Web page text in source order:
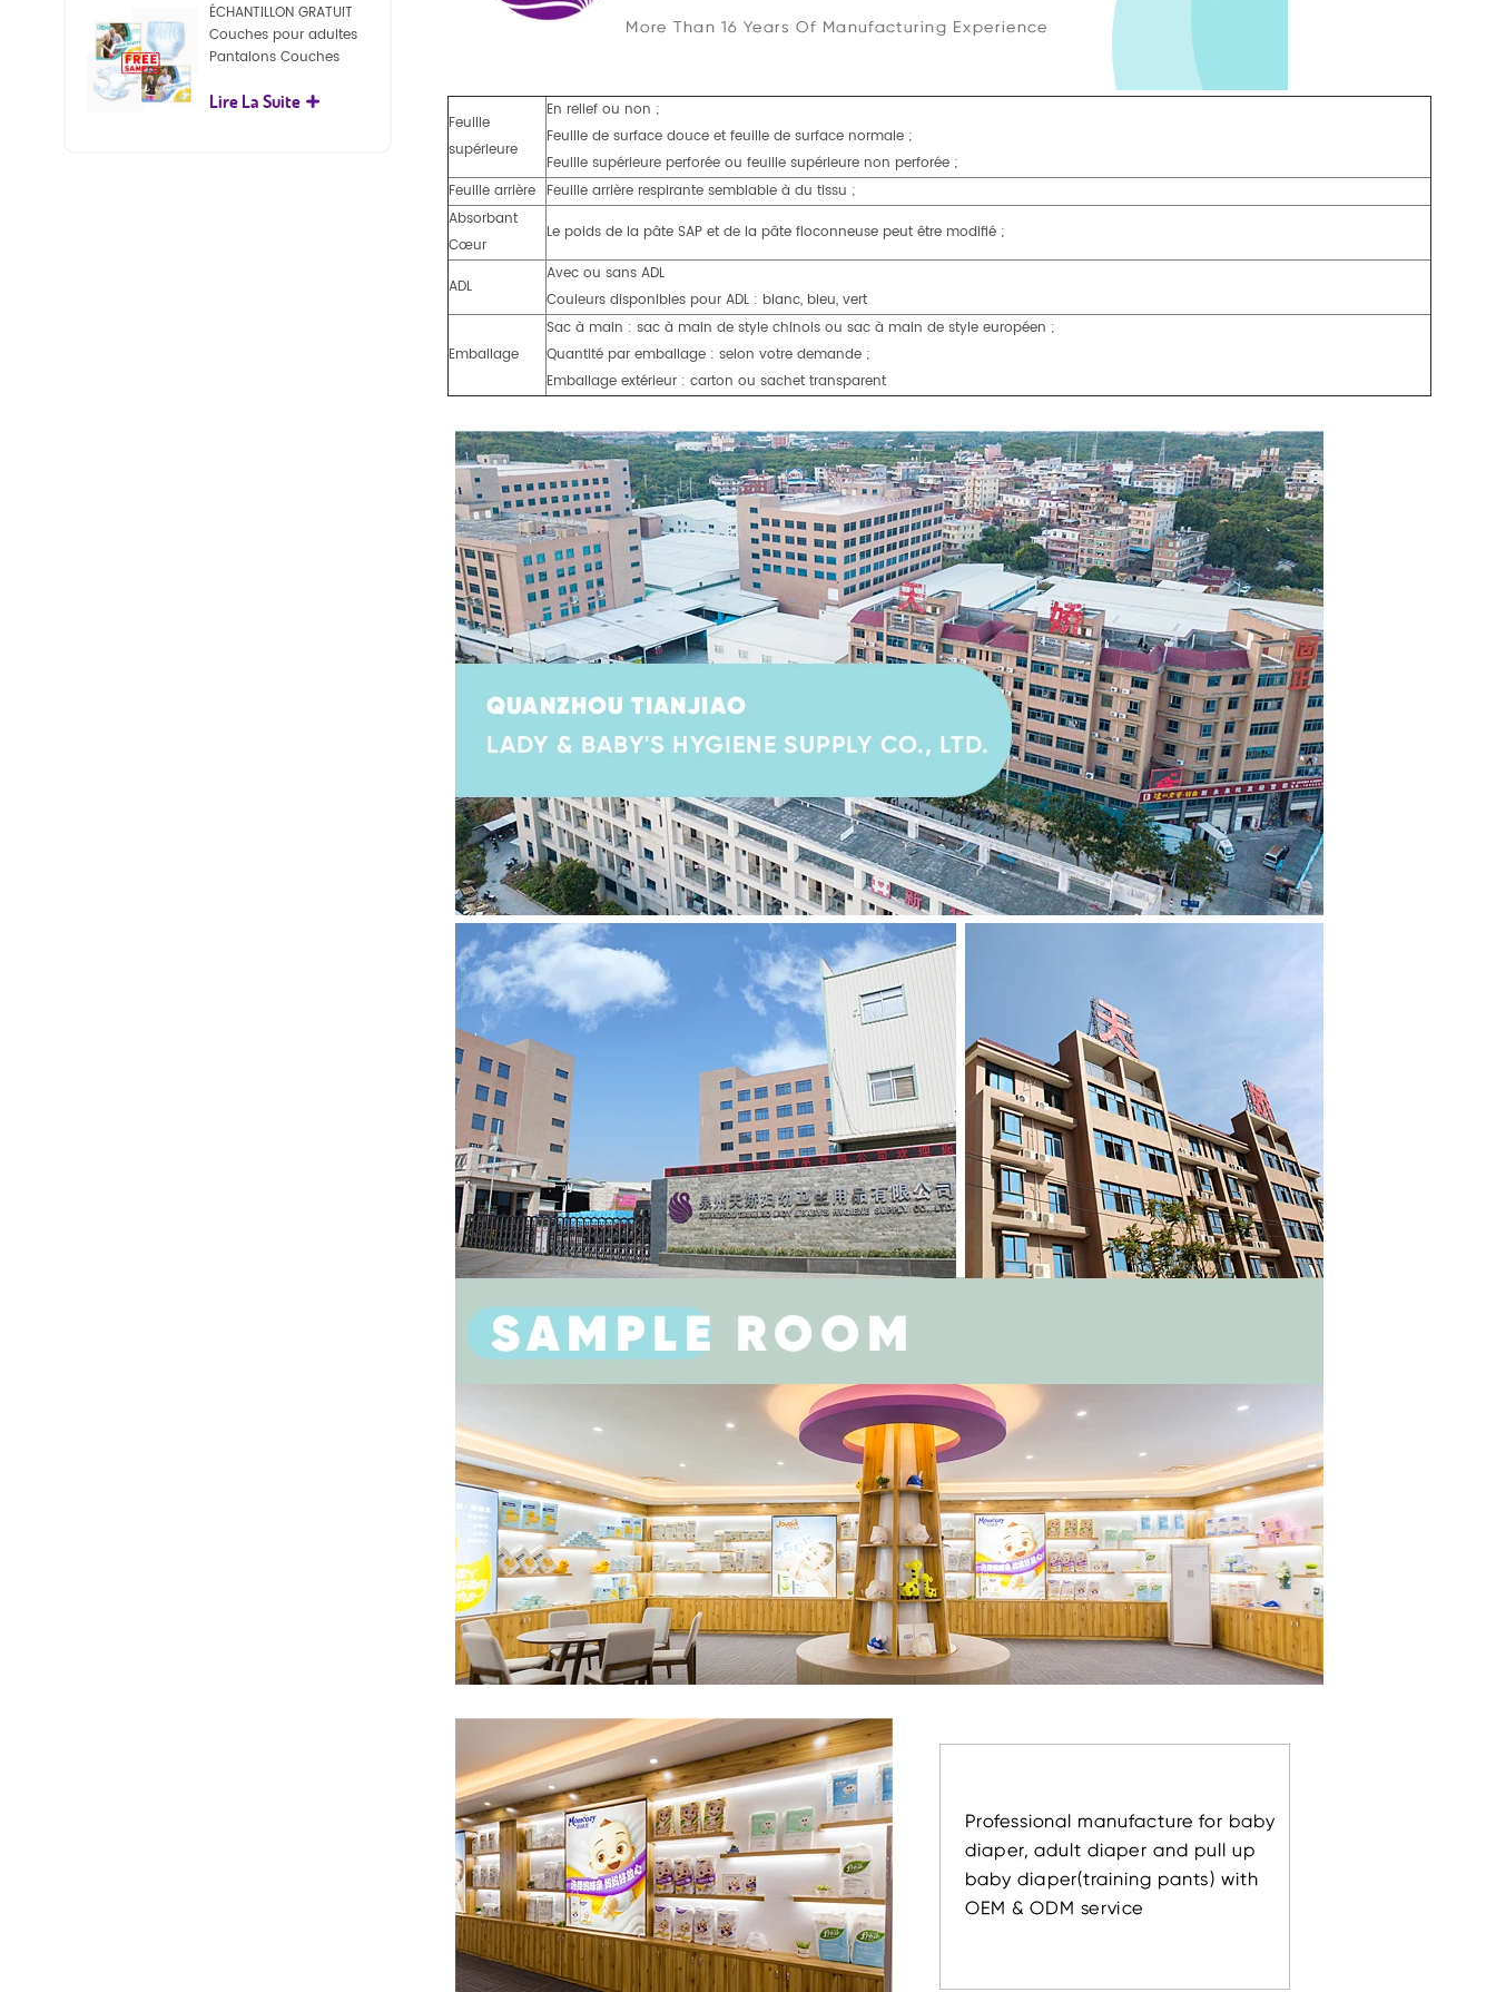
Feuille
supérieure
En relief ou non ;
Feuille de surface douce et feuille de surface normale ;
Feuille supérieure perforée ou feuille supérieure non perforée ;
Feuille arrière Feuille arrière respirante semblable à du tissu ;
Absorbant
Cœur
Le poids de la pâte SAP et de la pâte floconneuse peut être modifié ;
ADL
Avec ou sans ADL
Couleurs disponibles pour ADL : blanc, bleu, vert
Emballage
Sac à main : sac à main de style chinois ou sac à main de style européen ;
Quantité par emballage : selon votre demande ;
Emballage extérieur : carton ou sachet transparent
ÉCHANTILLON GRATUIT
Couches pour adultes
Pantalons Couches
pour adultes
Lire La Suite